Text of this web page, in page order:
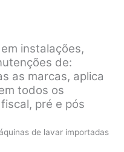
instalações,
de:
as marcas, aplica
todos os
pré e pós
de lavar importadas